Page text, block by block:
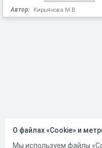
Автор: Кирьянова М.В.
О файлах «Cookie» и
Мы используем файлы